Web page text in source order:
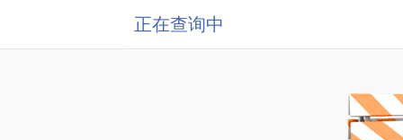
正在查询中